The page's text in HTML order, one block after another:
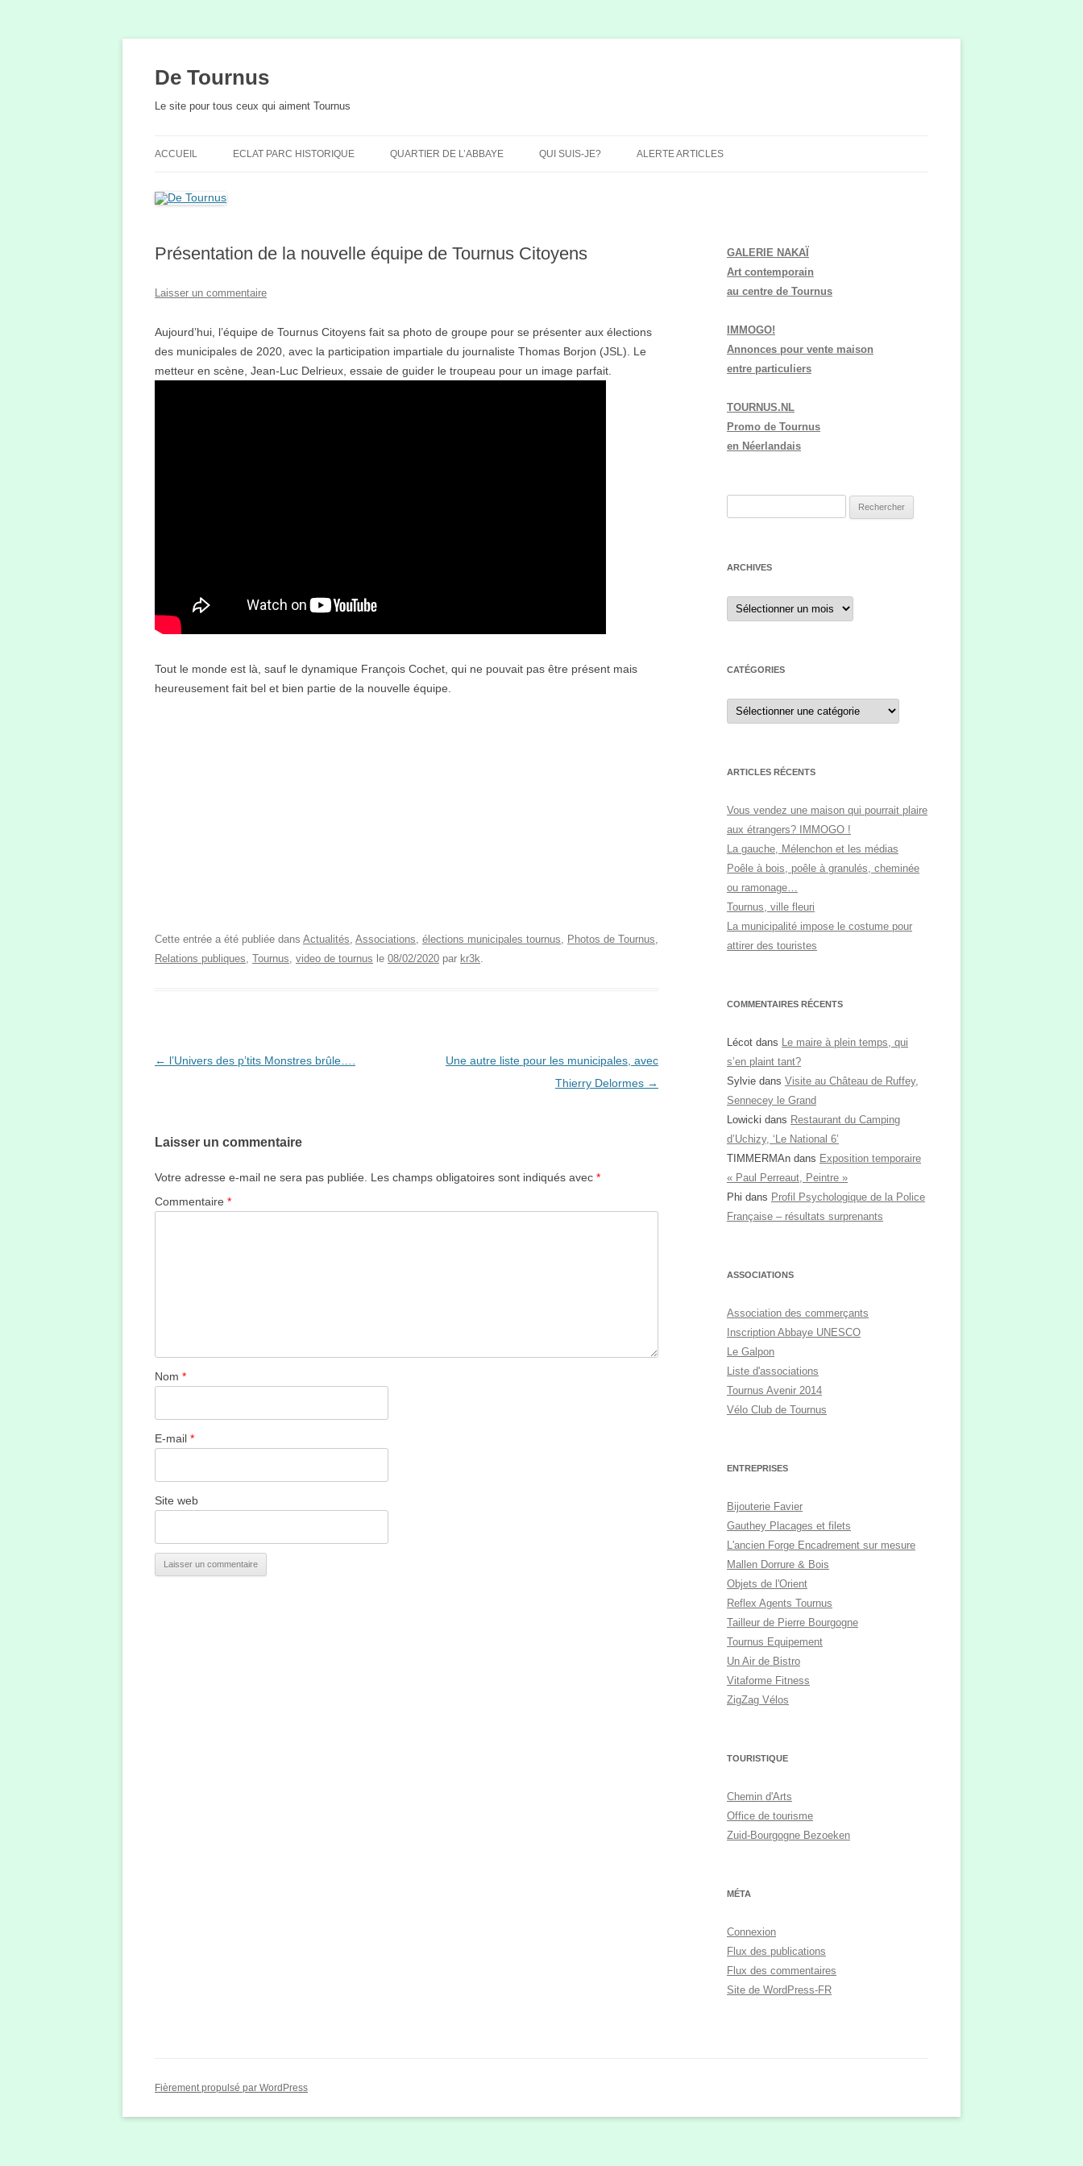
De Tournus
Le site pour tous ceux qui aiment Tournus
ACCUEIL ECLAT PARC HISTORIQUE QUARTIER DE L’ABBAYE QUI SUIS-JE?
D’AFFAIRES
ALERTE ARTICLES
Présentation de la nouvelle équipe de Tournus Citoyens
Laisser un commentaire
Aujourd’hui, l’équipe de Tournus Citoyens fait sa photo de groupe pour se présenter aux élections
des municipales de 2020, avec la participation impartiale du journaliste Thomas Borjon (JSL). Le
metteur en scène, Jean-Luc Delrieux, essaie de guider le troupeau pour un image parfait.
Tout le monde est là, sauf le dynamique François Cochet, qui ne pouvait pas être présent mais
heureusement fait bel et bien partie de la nouvelle équipe.
Cette entrée a été publiée dans Actualités, Associations, élections municipales tournus, Photos de Tournus,
Relations publiques, Tournus, video de tournus le 08/02/2020 par kr3k.
Navigation
← l’Univers des p’tits Monstres brûle….
Une autre liste pour les municipales, avec
Thierry Delormes →
Laisser un commentaire
Votre adresse e-mail ne sera pas publiée. Les champs obligatoires sont indiqués avec *
Commentaire *
Nom *
E-mail *
Site web
GALERIE NAKAÏ
Art contemporain
au centre de Tournus
IMMOGO!
Annonces pour vente maison
entre particuliers
TOURNUS.NL
Promo de Tournus
en Néerlandais
h
r
c
ARCHIVES
A
c
e
CATÉGORIES
C
t
r
s
ARTICLES RÉCENTS
Vous vendez une maison qui pourrait plaire
aux étrangers? IMMOGO !
La gauche, Mélenchon et les médias
Poêle à bois, poêle à granulés, cheminée
ou ramonage…
Tournus, ville fleuri
La municipalité impose le costume pour
attirer des touristes
COMMENTAIRES RÉCENTS
Lécot dans Le maire à plein temps, qui
s’en plaint tant?
Sylvie dans Visite au Château de Ruffey,
Sennecey le Grand
Lowicki dans Restaurant du Camping
d’Uchizy, ‘Le National 6’
TIMMERMAn dans Exposition temporaire
« Paul Perreaut, Peintre »
Phi dans Profil Psychologique de la Police
Française – résultats surprenants
ASSOCIATIONS
Association des commerçants
Inscription Abbaye UNESCO
Le Galpon
Liste d'associations
Tournus Avenir 2014
Vélo Club de Tournus
ENTREPRISES
Bijouterie Favier
Gauthey Placages et filets
L'ancien Forge Encadrement sur mesure
Mallen Dorrure & Bois
Objets de l'Orient
Reflex Agents Tournus
Tailleur de Pierre Bourgogne
Tournus Equipement
Un Air de Bistro
Vitaforme Fitness
ZigZag Vélos
TOURISTIQUE
Chemin d'Arts
Office de tourisme
Zuid-Bourgogne Bezoeken
MÉTA
Connexion
Flux des publications
Flux des commentaires
Site de WordPress-FR
Fièrement propulsé par WordPress